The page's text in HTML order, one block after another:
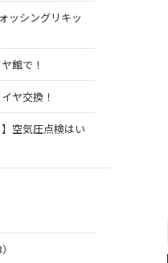
ッシングリキッ
館で！
ヤ交換！
】空気圧点検はい